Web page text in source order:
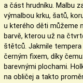
a část hrudníku. Malbu
výmalbou krku, šatů,
u kterého děti můžeme
barvě, kterou už na
štětců. Jakmile
černým fixem, díky
barevnými plochami.
na obličej a takto